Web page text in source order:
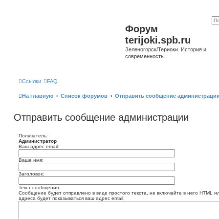
Форум
terijoki.spb.ru
Зеленогорск/Териоки. История и
современность.
Ссылки FAQ
На главную Список форумов Отправить сообщение
Отправить сообщение администрации
Получатель:
Администратор
Ваш адрес email:
Ваше имя:
Заголовок:
Текст сообщения:
Сообщение будет отправлено в виде простого текста, не включайте в него HTML
адреса будет показываться ваш адрес email.